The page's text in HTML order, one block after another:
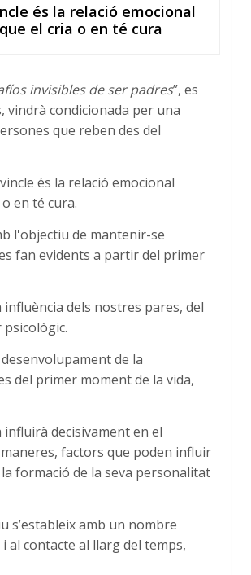
és la relació emocional
el cria o en té cura
invisibles de ser padres”, es
vindrà condicionada per una
que reben des del
és la relació emocional
en té cura.
l'objectiu de mantenir-se
fan evidents a partir del primer
dels nostres pares, del
de la
del primer moment de la vida,
decisivament en el
factors que poden influir
formació de la seva personalitat
s’estableix amb un nombre
al contacte al llarg del temps,